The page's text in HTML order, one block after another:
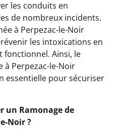
les conduits en
de nombreux incidents.
à Perpezac-le-Noir
les intoxications en
fonctionnel. Ainsi, le
à Perpezac-le-Noir
essentielle pour sécuriser
un Ramonage de
Noir ?